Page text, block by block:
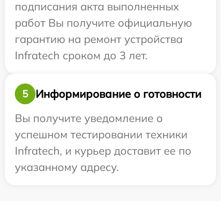
подписания акта выполненных
работ Вы получите официальную
гарантию на ремонт устройства
Infratech сроком до 3 лет.
5
Информирование о готовности
Вы получите уведомление о
успешном тестировании техники
Infratech, и курьер доставит ее по
указанному адресу.